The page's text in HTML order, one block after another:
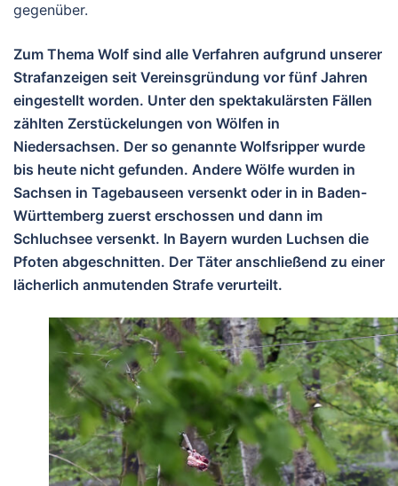
gegenüber.
Zum Thema Wolf sind alle Verfahren aufgrund unserer
Strafanzeigen seit Vereinsgründung vor fünf Jahren
eingestellt worden. Unter den spektakulärsten Fällen
zählten Zerstückelungen von Wölfen in
Niedersachsen. Der so genannte Wolfsripper wurde
bis heute nicht gefunden. Andere Wölfe wurden in
Sachsen in Tagebauseen versenkt oder in in Baden-
Württemberg zuerst erschossen und dann im
Schluchsee versenkt. In Bayern wurden Luchsen die
Pfoten abgeschnitten. Der Täter anschließend zu einer
lächerlich anmutenden Strafe verurteilt.